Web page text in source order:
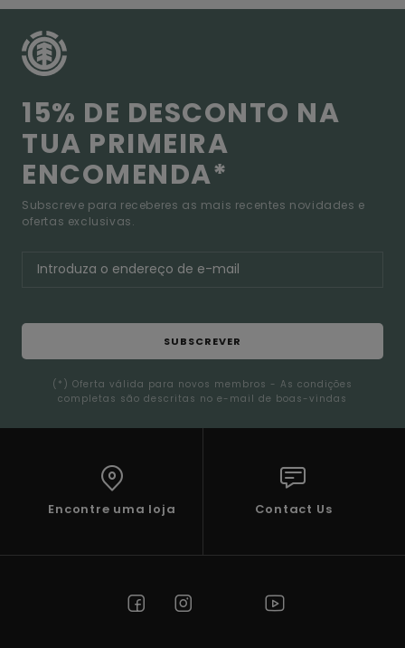
15% DE DESCONTO NA
TUA PRIMEIRA
ENCOMENDA*
Subscreve para receberes as mais recentes novidades e
ofertas exclusivas.
SUBSCREVER
(*) Oferta válida para novos membros - As condições
completas são descritas no e-mail de boas-vindas
Encontre uma loja Contact Us